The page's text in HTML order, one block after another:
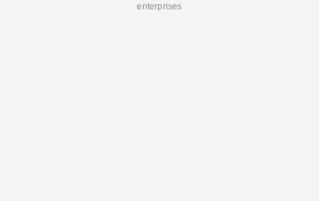
enterprises